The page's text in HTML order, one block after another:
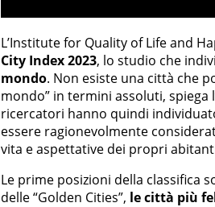
L’Institute for Quality of Life and
City Index 2023, lo studio che
mondo. Non esiste una città che
mondo” in termini assoluti,
ricercatori hanno quindi
essere ragionevolmente
vita e aspettative dei propri
Le prime posizioni della classifica
delle “Golden Cities”, le città più